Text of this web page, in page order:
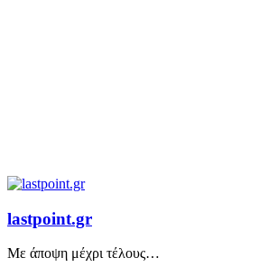
lastpoint.gr
Με άποψη μέχρι τέλους…